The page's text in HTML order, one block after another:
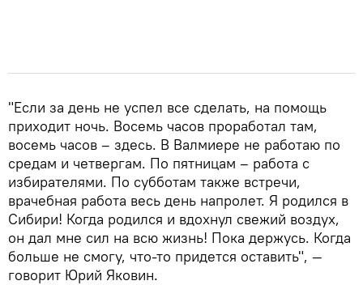
"Если за день не успел все сделать, на помощь
приходит ночь. Восемь часов проработал там,
восемь часов – здесь. В Валмиере не работаю по
средам и четвергам. По пятницам – работа с
избирателями. По субботам также встречи,
врачебная работа весь день напролет. Я родился в
Сибири! Когда родился и вдохнул свежий воздух,
он дал мне сил на всю жизнь! Пока держусь. Когда
больше не смогу, что-то придется оставить", —
говорит Юрий Яковин.